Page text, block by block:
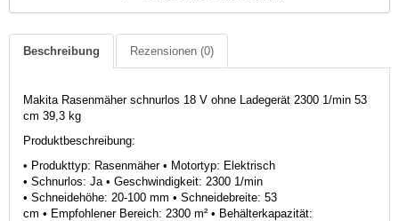
Beschreibung Rezensionen (0)
Makita Rasenmäher schnurlos 18 V ohne Ladegerät 2300 1/min 53
cm 39,3 kg
Produktbeschreibung:
• Produkttyp: Rasenmäher • Motortyp: Elektrisch
• Schnurlos: Ja • Geschwindigkeit: 2300 1/min
• Schneidehöhe: 20-100 mm • Schneidebreite: 53
cm • Empfohlener Bereich: 2300 m² • Behälterkapazität: